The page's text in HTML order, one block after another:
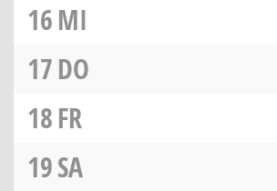
16MI
17DO
18FR
19SA